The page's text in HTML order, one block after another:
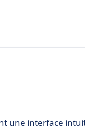
une interface